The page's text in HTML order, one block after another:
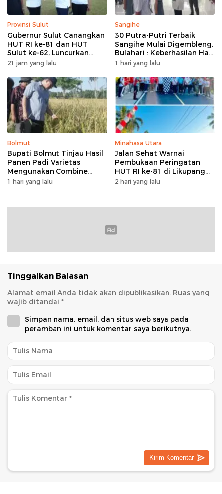
Provinsi Sulut
Gubernur Sulut Canangkan
HUT RI ke-81 dan HUT
Sulut ke-62, Luncurkan
Program Keringanan Pajak
Kelapa
21 jam yang lalu
Sangihe
30 Putra-Putri Terbaik
Sangihe Mulai Digembleng,
Bulahari : Keberhasilan Hari
Ini Bukan Garis Akhir Tapi
1 hari yang lalu
Bolmut
Bupati Bolmut Tinjau Hasil
Panen Padi Varietas
Mengunakan Combine
Harvester
1 hari yang lalu
Minahasa Utara
Jalan Sehat Warnai
Pembukaan Peringatan
HUT RI ke-81 di Likupang
Barat
2 hari yang lalu
Tinggalkan Balasan
Alamat email Anda tidak akan dipublikasikan. Ruas yang
wajib ditandai *
Simpan nama, email, dan situs web saya pada
peramban ini untuk komentar saya berikutnya.